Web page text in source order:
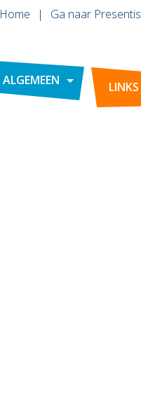
Home Ga naar Presentis
ALGEMEEN